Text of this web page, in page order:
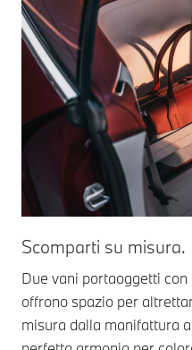
Scomparti su misura.
Due vani portaoggetti
offrono spazio per
misura dalla manifattura